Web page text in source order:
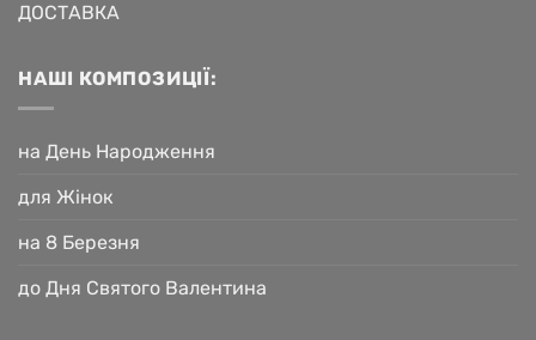
ДОСТАВКА
НАШІ КОМПОЗИЦІЇ:
на День Народження
для Жінок
на 8 Березня
до Дня Святого Валентина